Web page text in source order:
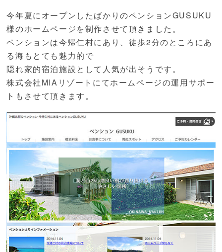
今年夏にオープンしたばかりのペンションGUSUKU
様のホームページを制作させて頂きました。
ペンションは今帰仁村にあり、徒歩2分のところにあ
る海もとても魅力的で
隠れ家的宿泊施設として人気が出そうです。
株式会社MIAリゾートにてホームページの運用サポー
トもさせて頂きます。